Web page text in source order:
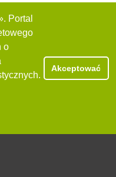
Portal
o
Akceptować